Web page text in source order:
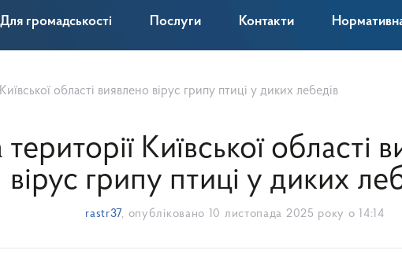
Для громадськості Послуги Контакти
області виявлено вірус грипу птиці у диких лебедів
Київської області
вірус грипу птиці у диких
rastr37, опубліковано 10 листопада 2025 року о 14:14